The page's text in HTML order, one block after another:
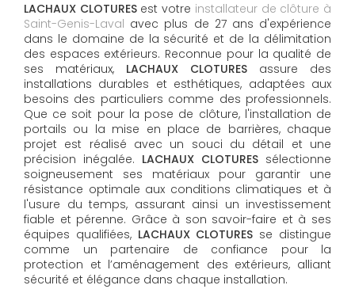
LACHAUX CLOTURESest votre installateur de clôture à
Saint-Genis-Laval avec plus de 27 ans d'expérience
dans le domaine de la sécurité et de la délimitation
des espaces extérieurs. Reconnue pour la qualité de
ses matériaux, LACHAUX CLOTURES assure des
installations durables et esthétiques, adaptées aux
besoins des particuliers comme des professionnels.
Que ce soit pour la pose de clôture, l'installation de
portails ou la mise en place de barrières, chaque
projet est réalisé avec un souci du détail et une
précision inégalée. LACHAUX CLOTURES sélectionne
soigneusement ses matériaux pour garantir une
résistance optimale aux conditions climatiques et à
l'usure du temps, assurant ainsi un investissement
fiable et pérenne. Grâce à son savoir-faire et à ses
équipes qualifiées,LACHAUX CLOTURES​​​​​​​ se distingue
comme un partenaire de confiance pour la
protection et l’aménagement des extérieurs, alliant
sécurité et élégance dans chaque installation.